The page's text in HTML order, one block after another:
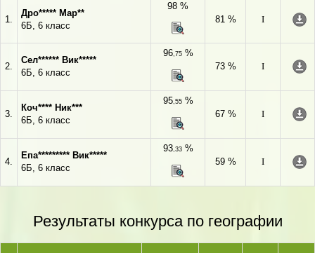
1.
Дро***** Мар**
6Б, 6 класс
98 %
81 %
I
2.
Сел****** Вик*****
6Б, 6 класс
96,75%
73 %
I
3.
Коч**** Ник***
6Б, 6 класс
95,55%
67 %
I
4.
Епа********* Вик*****
6Б, 6 класс
93,33%
59 %
I
Результаты конкурса по географии